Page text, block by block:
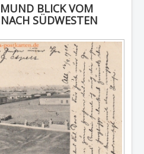
BLICK VOM
SÜDWESTEN